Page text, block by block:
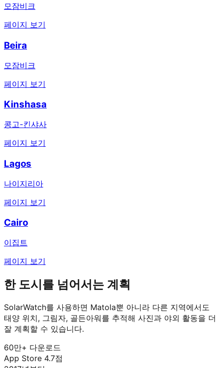
모잠비크
페이지 보기
Beira
모잠비크
페이지 보기
Kinshasa
콩고-킨샤사
페이지 보기
Lagos
나이지리아
페이지 보기
Cairo
이집트
페이지 보기
한 도시를 넘어서는 계획
SolarWatch를 사용하면 Matola뿐 아니라 다른 지역에서도
태양 위치, 그림자, 골든아워를 추적해 사진과 야외 활동을 더
잘 계획할 수 있습니다.
60만+ 다운로드
App Store 4.7점